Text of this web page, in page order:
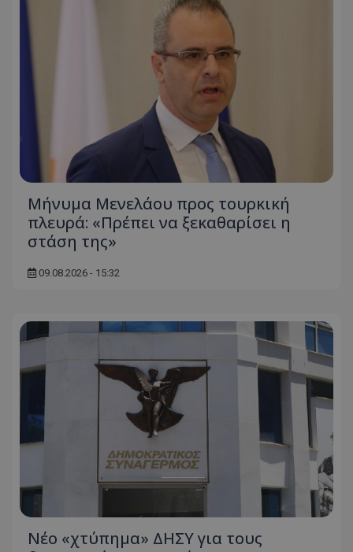
Μήνυμα Μενελάου προς τουρκική
πλευρά: «Πρέπει να ξεκαθαρίσει η
στάση της»
09.08.2026 - 15:32
Νέο «χτύπημα» ΔΗΣΥ για τους